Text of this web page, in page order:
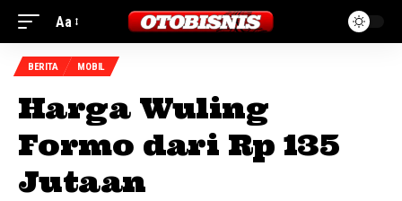
Aa
BERITA MOBIL
Harga Wuling
Formo dari Rp 135
Jutaan